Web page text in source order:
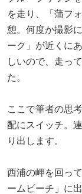
を走り、「蒲フ
憩。何度か撮影
ーク」が近くに
しいので、走っ
た。
ここで筆者の思
配にスイッチ。
り出します。
西浦の岬を回っ
ームビーチ」に